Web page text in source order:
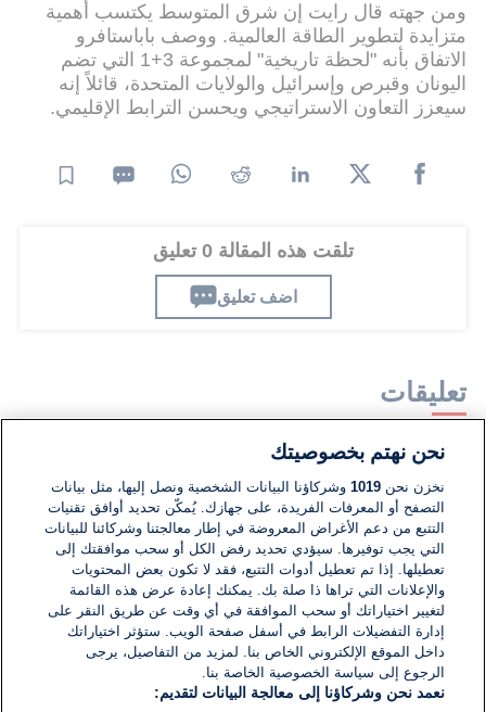
ومن جهته قال رايت إن شرق المتوسط ​​يكتسب أهمية
متزايدة لتطوير الطاقة العالمية. ووصف باباستافرو
الاتفاق بأنه "لحظة تاريخية" لمجموعة 3+1 التي تضم
اليونان وقبرص وإسرائيل والولايات المتحدة، قائلاً إنه
سيعزز التعاون الاستراتيجي ويحسن الترابط الإقليمي.
تلقت هذه المقالة 0 تعليق
اضف تعليق
تعليقات
لا توجد تعليقات مكتوبة حتى الآن. كن الأول!
اكتب تعليقًا جديدًا ...
نحن نهتم بخصوصيتك
نخزن نحن1019 وشركاؤنا البيانات الشخصية ونصل إليها، مثل بيانات
التصفح أو المعرفات الفريدة، على جهازك. يُمكّن تحديد أوافق تقنيات
التتبع من دعم الأغراض المعروضة في إطار معالجتنا وشركائنا للبيانات
التي يجب توفيرها. سيؤدي تحديد رفض الكل أو سحب موافقتك إلى
تعطيلها. إذا تم تعطيل أدوات التتبع، فقد لا تكون بعض المحتويات
والإعلانات التي تراها ذا صلة بك. يمكنك إعادة عرض هذه القائمة
لتغيير اختياراتك أو سحب الموافقة في أي وقت عن طريق النقر على
إدارة التفضيلات الرابط في أسفل صفحة الويب. ستؤثر اختياراتك
داخل الموقع الإلكتروني الخاص بنا. لمزيد من التفاصيل، يرجى
الرجوع إلى سياسة الخصوصية الخاصة بنا.
نعمد نحن وشركاؤنا إلى معالجة البيانات لتقديم: